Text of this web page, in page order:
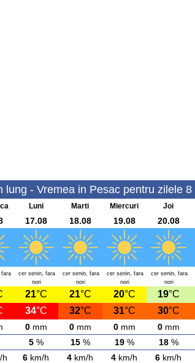
lung - Vremea in Pesac pentru zilele 8
Luni Marti Miercuri Joi
17.08 18.08 19.08 20.08
cer senin, fara
nori
cer senin, fara
nori
cer senin, fara
nori
cer senin, fara
nori
21°C 21°C 20°C 19°C
34°C 32°C 31°C 30°C
0mm 0mm 0mm 0mm
5% 15% 19% 18%
6 km/h 4 km/h 4 km/h 6 km/h